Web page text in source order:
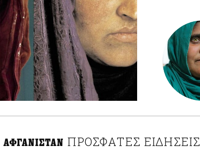
ΑΦΓΑΝΙΣΤΑΝ ΠΡΟΣΦΑΤΕΣ ΕΙΔΗΣΕΙΣ